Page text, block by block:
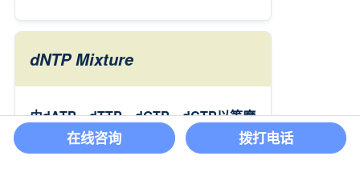
dNTP Mixture
由dATP、dTTP、dGTP、dCTP以等摩
尔数混合制得，每组分的浓度分别有
10mM、25mM 两种规格
在线咨询 拨打电话